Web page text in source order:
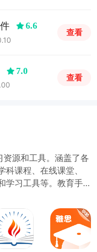
6.6
查看
7.0
查看
源和工具。涵盖了各
课程、在线课堂、
学习工具等。教育手
的特点，用户可以
习新知识、提升自己
需求和教育需求，小
家挑选下载学习。